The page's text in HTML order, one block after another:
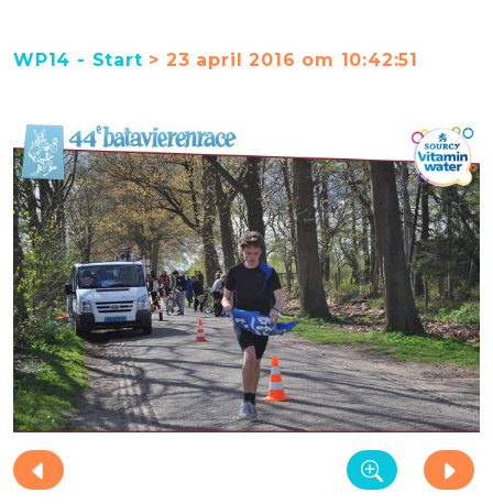
WP14 - Start > 23 april 2016 om 10:42:51